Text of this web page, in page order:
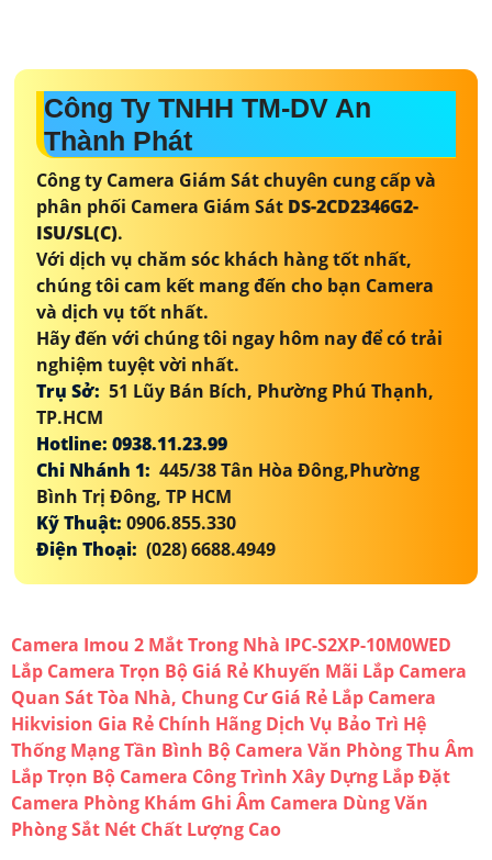
Công Ty TNHH TM-DV An
Thành Phát
Công ty Camera Giám Sát chuyên cung cấp và
phân phối Camera Giám Sát DS-2CD2346G2-
ISU/SL(C).
Với dịch vụ chăm sóc khách hàng tốt nhất,
chúng tôi cam kết mang đến cho bạn Camera
và dịch vụ tốt nhất.
Hãy đến với chúng tôi ngay hôm nay để có trải
nghiệm tuyệt vời nhất.
Trụ Sở: 51 Lũy Bán Bích, Phường Phú Thạnh,
TP.HCM
Hotline: 0938.11.23.99
Chi Nhánh 1: 445/38 Tân Hòa Đông,Phường
Bình Trị Đông, TP HCM
Kỹ Thuật: 0906.855.330
Điện Thoại: (028) 6688.4949
Camera Imou 2 Mắt Trong Nhà IPC-S2XP-10M0WED
Lắp Camera Trọn Bộ Giá Rẻ Khuyến Mãi Lắp Camera
Quan Sát Tòa Nhà, Chung Cư Giá Rẻ Lắp Camera
Hikvision Gia Rẻ Chính Hãng Dịch Vụ Bảo Trì Hệ
Thống Mạng Tần Bình Bộ Camera Văn Phòng Thu Âm
Lắp Trọn Bộ Camera Công Trình Xây Dựng Lắp Đặt
Camera Phòng Khám Ghi Âm Camera Dùng Văn
Phòng Sắt Nét Chất Lượng Cao